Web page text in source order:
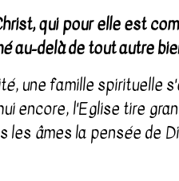
qui pour elle est
au-delà de tout autre
une famille spirituelle
encore, l'Eglise tire
les âmes la pensée de